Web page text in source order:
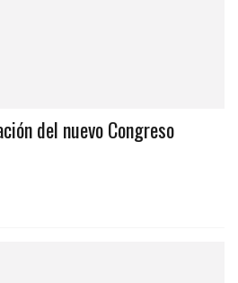
del nuevo Congreso